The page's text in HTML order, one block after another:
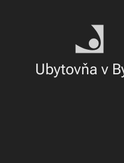
Ubytovňa v